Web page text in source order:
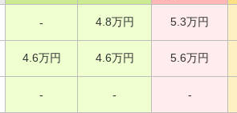
- 4.8万円 5.3万円
4.6万円 4.6万円 5.6万円
- - -